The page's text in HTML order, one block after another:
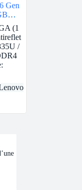
Gen
|
(1
/